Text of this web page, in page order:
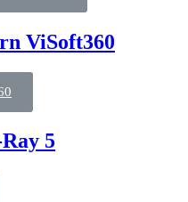
ViSoft360
5